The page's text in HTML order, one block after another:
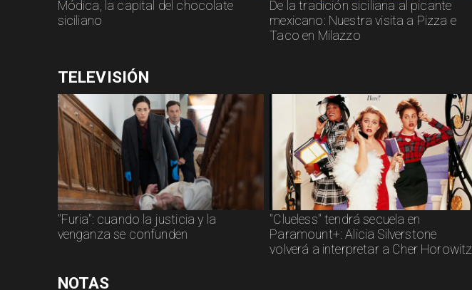
Módica, la capital del chocolate
siciliano
De la tradición siciliana al picante
mexicano: Nuestra visita a Pizza e
Taco en Milazzo
TELEVISIÓN
"Furia": cuando la justicia y la
venganza se confunden
"Clueless" tendrá secuela en
Paramount+: Alicia Silverstone
volverá a interpretar a Cher Horowitz
NOTAS